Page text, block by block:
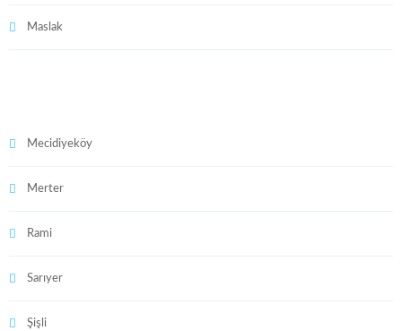
Maslak
Mecidiyeköy
Merter
Rami
Sarıyer
Şişli